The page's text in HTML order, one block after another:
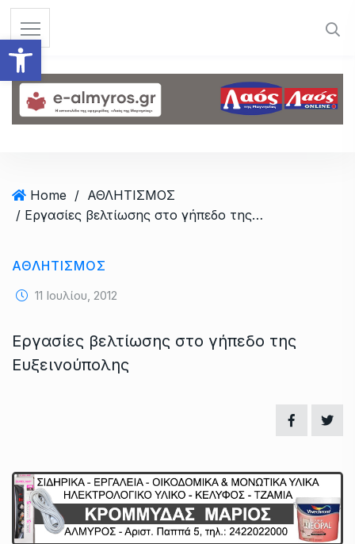
Ανοίξτε τη γραμμή
Home / ΑΘΛΗΤΙΣΜΟΣ
/ Εργασίες βελτίωσης στο γήπεδο της Ευξεινούπολης
ΑΘΛΗΤΙΣΜΟΣ
11 Ιουλίου, 2012
Εργασίες βελτίωσης στο γήπεδο της
Ευξεινούπολης